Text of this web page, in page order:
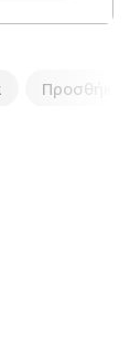
Προσθήκη